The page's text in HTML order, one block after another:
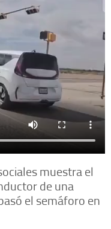
muestra el
de una
el semáforo en